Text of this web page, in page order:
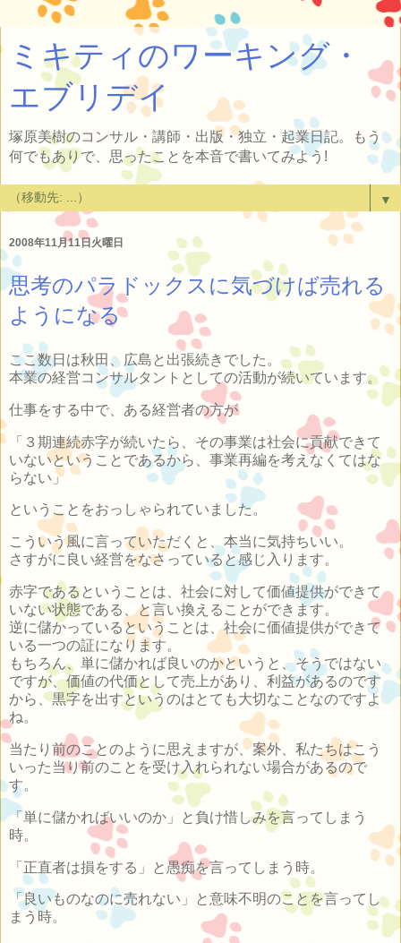
ミキティのワーキング・
エブリデイ
塚原美樹のコンサル・講師・出版・独立・起業日記。もう
何でもありで、思ったことを本音で書いてみよう!
▼
2008年11月11日火曜日
思考のパラドックスに気づけば売れる
ようになる
ここ数日は秋田、広島と出張続きでした。
本業の経営コンサルタントとしての活動が続いています。
仕事をする中で、ある経営者の方が
「３期連続赤字が続いたら、その事業は社会に貢献できて
いないということであるから、事業再編を考えなくてはな
らない」
ということをおっしゃられていました。
こういう風に言っていただくと、本当に気持ちいい。
さすがに良い経営をなさっていると感じ入ります。
赤字であるということは、社会に対して価値提供ができて
いない状態である、と言い換えることができます。
逆に儲かっているということは、社会に価値提供ができて
いる一つの証になります。
もちろん、単に儲かれば良いのかというと、そうではない
ですが、価値の代価として売上があり、利益があるのです
から、黒字を出すというのはとても大切なことなのですよ
ね。
当たり前のことのように思えますが、案外、私たちはこう
いった当り前のことを受け入れられない場合があるので
す。
「単に儲かればいいのか」と負け惜しみを言ってしまう
時。
「正直者は損をする」と愚痴を言ってしまう時。
「良いものなのに売れない」と意味不明のことを言ってし
まう時。